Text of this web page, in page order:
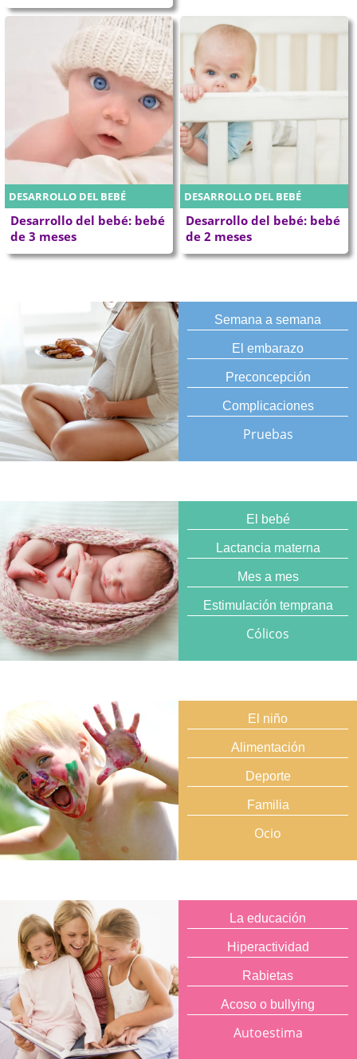
DESARROLLO DEL BEBÉ
Desarrollo del bebé: bebé
de 3 meses
DESARROLLO DEL BEBÉ
Desarrollo del bebé: bebé
de 2 meses
Semana a semana
El embarazo
Preconcepción
Complicaciones
Pruebas
El bebé
Lactancia materna
Mes a mes
Estimulación temprana
Cólicos
El niño
Alimentación
Deporte
Familia
Ocio
La educación
Hiperactividad
Rabietas
Acoso o bullying
Autoestima